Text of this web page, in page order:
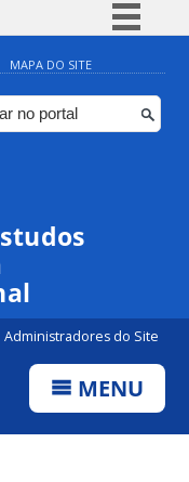
Simplifique!
Comunica BR
Participe
Canais
MAPA DO SITE
Administradores do Site
MENU